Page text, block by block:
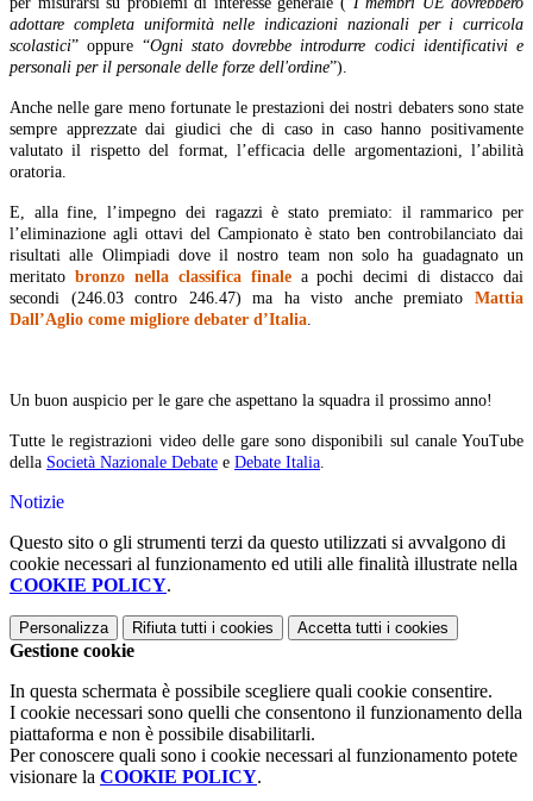
adottare completa uniformità nelle indicazioni nazionali per i curricola
scolastici” oppure “Ogni stato dovrebbe introdurre codici identificativi e
personali per il personale delle forze dell'ordine”).
Anche nelle gare meno fortunate le prestazioni dei nostri debaters sono state
sempre apprezzate dai giudici che di caso in caso hanno positivamente
valutato il rispetto del format, l’efficacia delle argomentazioni, l’abilità
oratoria.
E, alla fine, l’impegno dei ragazzi è stato premiato: il rammarico per
l’eliminazione agli ottavi del Campionato è stato ben controbilanciato dai
risultati alle Olimpiadi dove il nostro team non solo ha guadagnato un
meritato bronzo nella classifica finale a pochi decimi di distacco dai
secondi (246.03 contro 246.47) ma ha visto anche premiato Mattia
Dall’Aglio come migliore debater d’Italia.
Un buon auspicio per le gare che aspettano la squadra il prossimo anno!
Tutte le registrazioni video delle gare sono disponibili sul canale YouTube
della Società Nazionale Debate e Debate Italia.
Notizie
Questo sito o gli strumenti terzi da questo utilizzati si avvalgono di
cookie necessari al funzionamento ed utili alle finalità illustrate nella
COOKIE POLICY.
Personalizza Rifiuta tutti i cookies Accetta tutti i cookies
Gestione cookie
In questa schermata è possibile scegliere quali cookie consentire.
I cookie necessari sono quelli che consentono il funzionamento della
piattaforma e non è possibile disabilitarli.
Per conoscere quali sono i cookie necessari al funzionamento potete
visionare la COOKIE POLICY.